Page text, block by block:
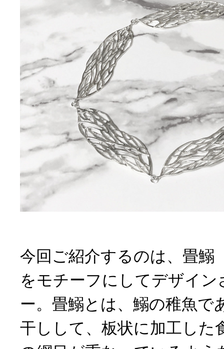
今回ご紹介するのは、畳鰯
をモチーフにしてデザイ
ー。畳鰯とは、鰯の稚魚で
干しして、板状に加工した